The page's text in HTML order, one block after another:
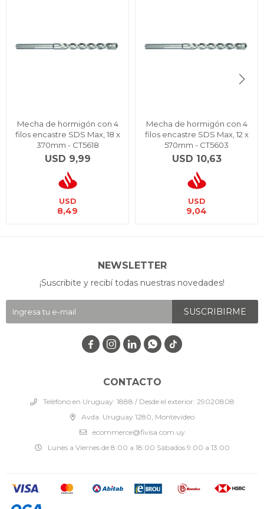
Mecha de hormigón con 4
filos encastre SDS Max, 18 x
370mm - CT5618
USD 9,99
USD
8,49
Mecha de hormigón con 4
filos encastre SDS Max, 12 x
570mm - CT5603
USD 10,63
USD
9,04
CONTACTO
Teléfono en Uruguay: 1888 / Desde el exterior: 29020808
Avda. Uruguay 1280, Montevideo
ecommerce@fivisa.com.uy
Lunes a Viernes de 8:00 a 18:00 Sábados 9:00 a 13:00
NEWSLETTER
¡Suscribite y recibí todas nuestras novedades!
SUSCRIBIRME
   